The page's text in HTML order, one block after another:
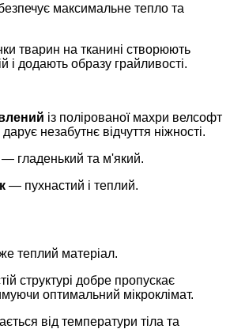
максимальне тепло та
тварин на тканині створюють
і додають образу грайливості.
із полірованої махри велсофт
незабутнє відчуття ніжності.
— гладенький та м'який.
— пухнастий і теплий.
теплий матеріал.
структурі добре пропускає
оптимальний мікроклімат.
від температури тіла та